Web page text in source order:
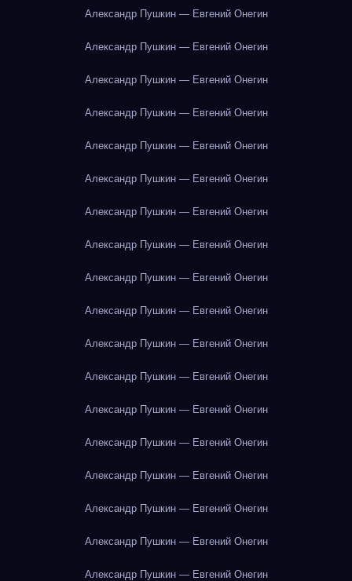
Александр Пушкин — Евгений Онегин
Александр Пушкин — Евгений Онегин
Александр Пушкин — Евгений Онегин
Александр Пушкин — Евгений Онегин
Александр Пушкин — Евгений Онегин
Александр Пушкин — Евгений Онегин
Александр Пушкин — Евгений Онегин
Александр Пушкин — Евгений Онегин
Александр Пушкин — Евгений Онегин
Александр Пушкин — Евгений Онегин
Александр Пушкин — Евгений Онегин
Александр Пушкин — Евгений Онегин
Александр Пушкин — Евгений Онегин
Александр Пушкин — Евгений Онегин
Александр Пушкин — Евгений Онегин
Александр Пушкин — Евгений Онегин
Александр Пушкин — Евгений Онегин
Александр Пушкин — Евгений Онегин